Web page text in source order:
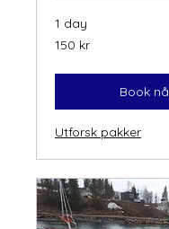
1 day
150
norske
150 kr
Book nå
Utforsk pakker